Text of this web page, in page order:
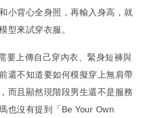
小背心全身照，再輸入身高，就
型來試穿衣服。
要上傳自己穿內衣、緊身短褲與
還不知道要如何模擬穿上無肩帶
而且顯然現階段男生還不是服務
也沒有提到「Be Your Own